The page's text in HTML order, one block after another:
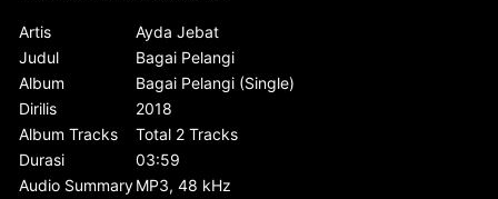
Artis
Ayda Jebat
Judul
Bagai Pelangi
Album
Bagai Pelangi (Single)
Dirilis
2018
Album Tracks
Total 2 Tracks
Durasi
03:59
Audio SummaryMP3, 48 kHz